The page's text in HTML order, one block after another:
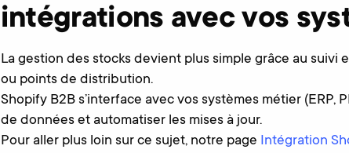
intégrations avec vos
La gestion des stocks devient plus simple grâce au suivi
ou points de distribution.
Shopify B2B s’interface avec vos systèmes métier (ERP,
de données et automatiser les mises à jour.
Pour aller plus loin sur ce sujet, notre page Intégration